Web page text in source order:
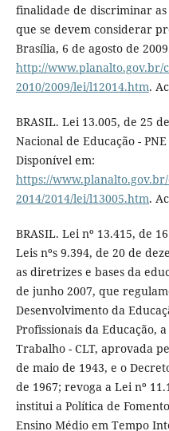
finalidade de discriminar
que se devem considerar
Brasília, 6 de agosto de
http://www.planalto.gov.br/
2010/2009/lei/l12014.htm.
BRASIL. Lei 13.005, de 25
Nacional de Educação -
Disponível em:
https://www.planalto.gov.br/
2014/2014/lei/l13005.htm.
BRASIL. Lei nº 13.415, de
Leis nºs 9.394, de 20 de
as diretrizes e bases da
de junho 2007, que
Desenvolvimento da
Profissionais da Educação,
Trabalho - CLT, aprovada
de maio de 1943, e o
de 1967; revoga a Lei nº
institui a Política de
Ensino Médio em Tempo